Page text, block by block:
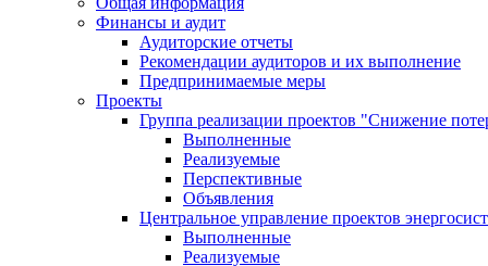
Финансы и аудит
Аудиторские отчеты
Рекомендации аудиторов и их выполнение
Предпринимаемые меры
Проекты
Группа реализации проектов "Снижение
Выполненные
Реализуемые
Перспективные
Объявления
Центральное управление проектов
Выполненные
Реализуемые